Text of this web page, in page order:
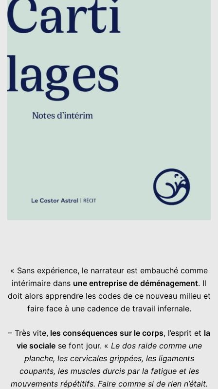
« Sans expérience, le narrateur est embauché comme
intérimaire dans une entreprise de déménagement. Il
doit alors apprendre les codes de ce nouveau milieu et
faire face à une cadence de travail infernale.
– Très vite, les conséquences sur le corps, l’esprit et la
vie socialese font jour. « Le dos raide comme une
planche, les cervicales grippées, les ligaments
coupants, les muscles durcis par la fatigue et les
mouvements répétitifs. Faire comme si de rien n’était.